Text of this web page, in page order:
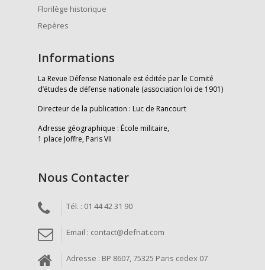
Florilège historique
Repères
Informations
La Revue Défense Nationale est éditée par le Comité
d’études de défense nationale (association loi de 1901)
Directeur de la publication : Luc de Rancourt
Adresse géographique : École militaire,
1 place Joffre, Paris VII
Nous Contacter
Tél. : 01 44 42 31 90
Email : contact@defnat.com
Adresse : BP 8607, 75325 Paris cedex 07